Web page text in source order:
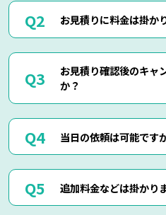
くださいませ。
お電話・メール・LINEにてご
ご相談の際にご依頼作業の詳
して頂けましたら簡易お見積り
お客様に分かりやすくご説明
お見積りに料金は掛か
りますのでご安心してご相談
現地にて現物を確認しないと正
もございますので、お電話・
は、簡易お見積りを出させて頂
正確なお見積りをご希望の場
頂ければ、無料にてご対応させ
お見積り確認後のキャ
か？
出張費などはもちろん掛かりま
当社ではお見積り金額に納得
断で作業は行いません。
ただし悪質なキャンセルに関
場合もございます。
当日の依頼は可能です
東京・神奈川・千葉・埼玉の
分で現地に到着させて頂きます
追加料金などは掛かり